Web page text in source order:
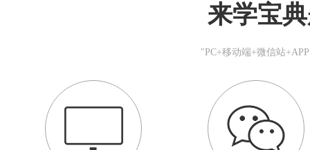
来学宝
"PC+移动端+微信站